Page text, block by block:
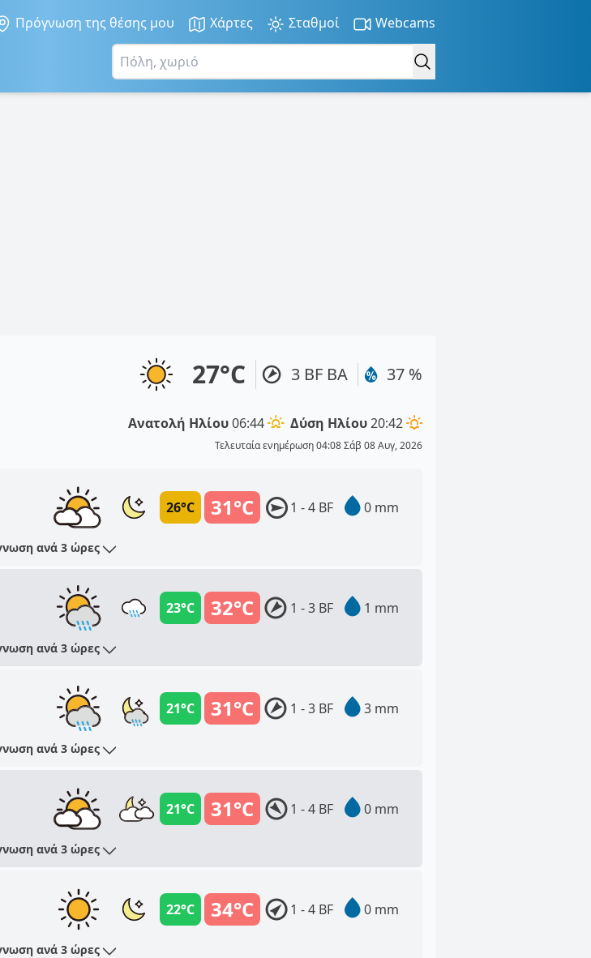
Πρόγνωση της θέσης μου Χάρτες Σταθμοί Webcams
27°C 3 BF ΒΑ 37 %
Ανατολή Ηλίου06:44 Δύση Ηλίου20:42
Τελευταία ενημέρωση 04:08 Σάβ 08 Αυγ, 2026
31°C
26°C 1 - 4 BF 0 mm
ανά 3 ώρες
32°C
23°C 1 - 3 BF 1 mm
ανά 3 ώρες
31°C
21°C 1 - 3 BF 3 mm
ανά 3 ώρες
31°C
21°C 1 - 4 BF 0 mm
ανά 3 ώρες
34°C
22°C 1 - 4 BF 0 mm
ανά 3 ώρες